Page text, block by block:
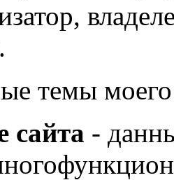
темы моего
сайта -